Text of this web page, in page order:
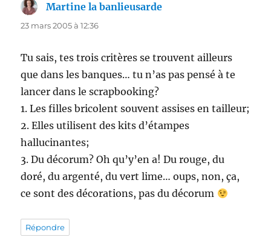
Martine la banlieusarde
23 mars 2005 à 12:36
Tu sais, tes trois critères se trouvent ailleurs
que dans les banques… tu n’as pas pensé à te
lancer dans le scrapbooking?
1. Les filles bricolent souvent assises en tailleur;
2. Elles utilisent des kits d’étampes
hallucinantes;
3. Du décorum? Oh qu’y’en a! Du rouge, du
doré, du argenté, du vert lime… oups, non, ça,
ce sont des décorations, pas du décorum
Répondre